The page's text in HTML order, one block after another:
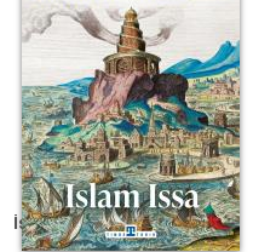
İskenderiye Dünyayı
Değiştiren Şehir